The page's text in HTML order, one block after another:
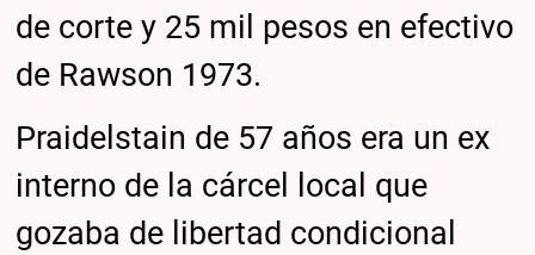
de corte y 25 mil pesos en efectivo
de Rawson 1973.
Praidelstain de 57 años era un ex
interno de la cárcel local que
gozaba de libertad condicional